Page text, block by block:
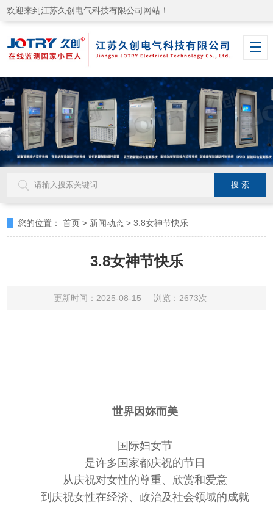
欢迎来到江苏久创电气科技有限公司网站！
您的位置： 首页 > 新闻动态 >3.8女神节快乐
3.8女神节快乐
更新时间：2025-08-15 浏览：2673次
世界因妳而美
国际妇女节
是许多国家都庆祝的节日
从庆祝对女性的尊重、欣赏和爱意
到庆祝女性在经济、政治及社会领域的成就